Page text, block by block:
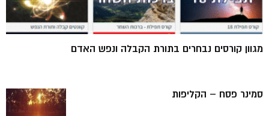
מגוון קורסים נבחרים בתורת הקבלה ונפש האדם
סמינר פסח – הקליפות